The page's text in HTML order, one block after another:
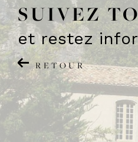
SUIVEZ
et restez
RETOUR